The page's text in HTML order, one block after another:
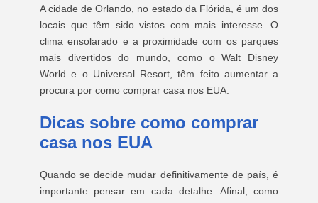
A cidade de Orlando, no estado da Flórida, é um dos
locais que têm sido vistos com mais interesse. O
clima ensolarado e a proximidade com os parques
mais divertidos do mundo, como o Walt Disney
World e o Universal Resort, têm feito aumentar a
procura por como comprar casa nos EUA.
Dicas sobre como comprar
casa nos EUA
Quando se decide mudar definitivamente de país, é
importante pensar em cada detalhe. Afinal, como